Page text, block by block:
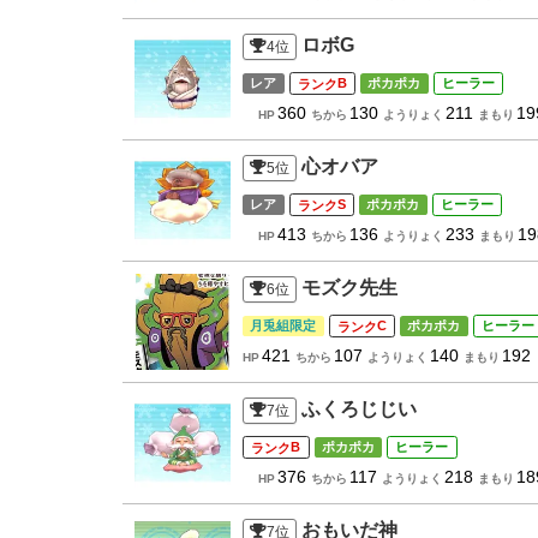
4位 ロボG
レア B ポカポカ ヒーラー
HP360 ちから 130 ようりょく 211 まもり
5位 心オバア
レア S ポカポカ ヒーラー
HP413 ちから 136 ようりょく 233 まもり
6位 モズク先生
月兎組限定 C ポカポカ ヒーラー
HP421 ちから 107 ようりょく 140 まもり 192
7位 ふくろじじい
B ポカポカ ヒーラー
HP376 ちから 117 ようりょく 218 まもり
7位 おもいだ神